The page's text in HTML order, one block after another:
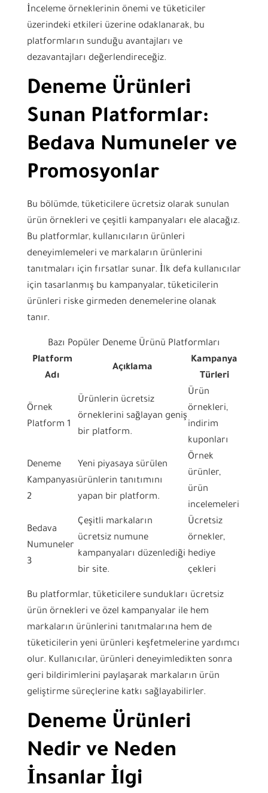
İnceleme örneklerinin önemi ve tüketiciler
üzerindeki etkileri üzerine odaklanarak, bu
platformların sunduğu avantajları ve
dezavantajları değerlendireceğiz.
Deneme Ürünleri
Sunan Platformlar:
Bedava Numuneler ve
Promosyonlar
Bu bölümde, tüketicilere ücretsiz olarak sunulan
ürün örnekleri ve çeşitli kampanyaları ele alacağız.
Bu platformlar, kullanıcıların ürünleri
deneyimlemeleri ve markaların ürünlerini
tanıtmaları için fırsatlar sunar. İlk defa kullanıcılar
için tasarlanmış bu kampanyalar, tüketicilerin
ürünleri riske girmeden denemelerine olanak
tanır.
Bazı Popüler Deneme Ürünü Platformları
Platform
Adı
Açıklama
Kampanya
Türleri
Örnek
Platform 1
Ürünlerin ücretsiz
örneklerini sağlayan geniş
bir platform.
Ürün
örnekleri,
indirim
kuponları
Deneme
Kampanyası
2
Yeni piyasaya sürülen
ürünlerin tanıtımını
yapan bir platform.
Örnek
ürünler,
ürün
incelemeleri
Bedava
Numuneler
3
Çeşitli markaların
ücretsiz numune
kampanyaları düzenlediği
bir site.
Ücretsiz
örnekler,
hediye
çekleri
Bu platformlar, tüketicilere sundukları ücretsiz
ürün örnekleri ve özel kampanyalar ile hem
markaların ürünlerini tanıtmalarına hem de
tüketicilerin yeni ürünleri keşfetmelerine yardımcı
olur. Kullanıcılar, ürünleri deneyimledikten sonra
geri bildirimlerini paylaşarak markaların ürün
geliştirme süreçlerine katkı sağlayabilirler.
Deneme Ürünleri
Nedir ve Neden
İnsanlar İlgi